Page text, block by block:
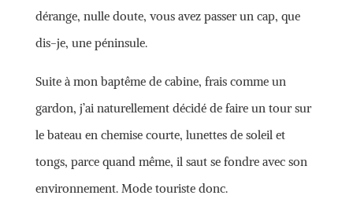
dérange, nulle doute, vous avez passer un cap, que
dis-je, une péninsule.
Suite à mon baptême de cabine, frais comme un
gardon, j’ai naturellement décidé de faire un tour sur
le bateau en chemise courte, lunettes de soleil et
tongs, parce quand même, il saut se fondre avec son
environnement. Mode touriste donc.